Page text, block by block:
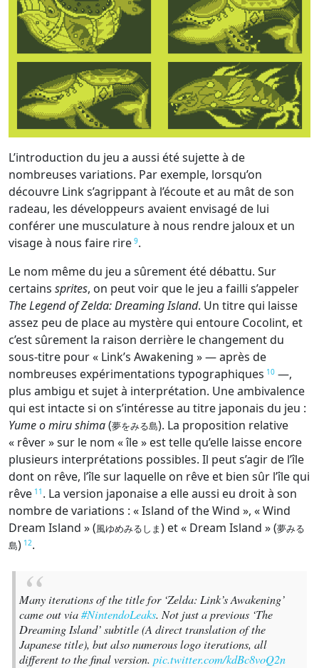
L’introduction du jeu a aussi été sujette à de
nombreuses variations. Par exemple, lorsqu’on
découvre Link s’agrippant à l’écoute et au mât de son
radeau, les développeurs avaient envisagé de lui
conférer une musculature à nous rendre jaloux et un
visage à nous faire rire 9.
Le nom même du jeu a sûrement été débattu. Sur
certains sprites, on peut voir que le jeu a failli s’appeler
The Legend of Zelda: Dreaming Island. Un titre qui laisse
assez peu de place au mystère qui entoure Cocolint, et
c’est sûrement la raison derrière le changement du
sous-titre pour « Link’s Awakening » — après de
nombreuses expérimentations typographiques 10 —,
plus ambigu et sujet à interprétation. Une ambivalence
qui est intacte si on s’intéresse au titre japonais du jeu :
Yume o miru shima(夢をみる島). La proposition relative
« rêver » sur le nom « île » est telle qu’elle laisse encore
plusieurs interprétations possibles. Il peut s’agir de l’île
dont on rêve, l’île sur laquelle on rêve et bien sûr l’île qui
rêve 11 . La version japonaise a elle aussi eu droit à son
nombre de variations : « Island of the Wind », « Wind
Dream Island » (風ゆめみるしま) et « Dream Island » (夢みる
島) 12.
Many iterations of the title for ‘Zelda: Link’s Awakening’
came out via#NintendoLeaks. Not just a previous ‘The
Dreaming Island’ subtitle (A direct translation of the
Japanese title), but also numerous logo iterations, all
different to the final version. pic.twitter.com/kdBc8voQ2n